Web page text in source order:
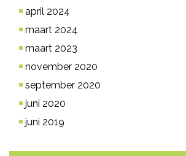
april 2024
maart 2024
maart 2023
november 2020
september 2020
juni 2020
juni 2019